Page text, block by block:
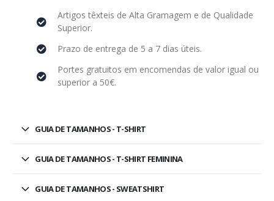
Artigos têxteis de Alta Gramagem e de Qualidade
Superior.
Prazo de entrega de 5 a 7 dias úteis.
Portes gratuitos em encomendas de valor igual ou
superior a 50€.
GUIA DE TAMANHOS - T-SHIRT
GUIA DE TAMANHOS - T-SHIRT FEMININA
GUIA DE TAMANHOS - SWEATSHIRT